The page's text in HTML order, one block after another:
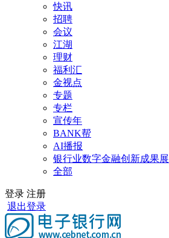
快讯
招聘
会议
江湖
理财
福利汇
金视点
专题
专栏
宣传年
BANK帮
AI播报
银行业数字金融创新成果展
全部
登录 注册
退出登录